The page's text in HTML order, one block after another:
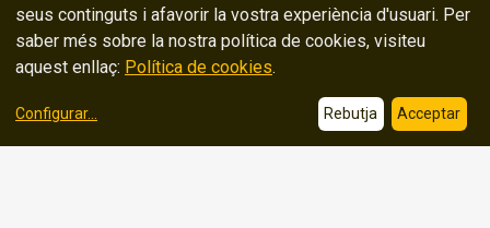
seus continguts i afavorir la vostra experiència d'usuari. Per
saber més sobre la nostra política de cookies, visiteu
aquest enllaç: Política de cookies.
Configurar... Rebutja Acceptar